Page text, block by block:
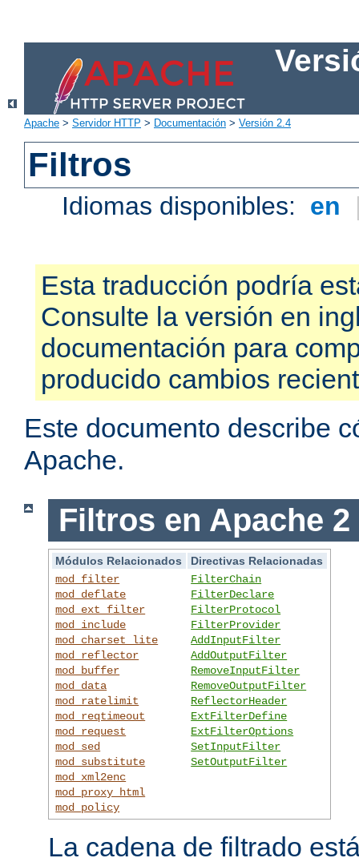
Apache > Servidor HTTP > Documentación > Versión 2.4
Filtros
Idiomas disponibles: en
Esta traducción podría
Consulte la versión en
documentación para
producido cambios
Este documento describe
Apache.
Filtros en Apache 2
Módulos Relacionados
Directivas Relacionadas
mod_filter
mod_deflate
mod_ext_filter
mod_include
mod_charset_lite
mod_reflector
mod_buffer
mod_data
mod_ratelimit
mod_reqtimeout
mod_request
mod_sed
mod_substitute
mod_xml2enc
mod_proxy_html
mod_policy
FilterChain
FilterDeclare
FilterProtocol
FilterProvider
AddInputFilter
AddOutputFilter
RemoveInputFilter
RemoveOutputFilter
ReflectorHeader
ExtFilterDefine
ExtFilterOptions
SetInputFilter
SetOutputFilter
La cadena de filtrado